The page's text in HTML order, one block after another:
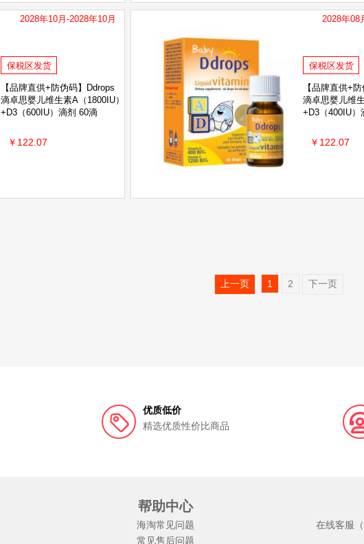
2028年10月-2028年10月
保税区发货
【品牌直供+防伪码】Ddrops
滴卓思婴儿维生素A（1800IU）
+D3（600IU）滴剂 60滴
￥122.07
2028年08
保税区发货
【品牌直供+
滴卓思婴儿维
+D3（400IU）
￥122.07
上一页 1 2 下一页
优质低价
精选优质性价比商品
帮助中心
海淘常见问题
常见售后问题
在线客服